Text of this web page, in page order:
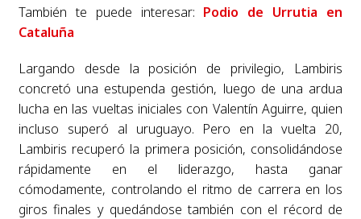
También te puede interesar: Podio de Urrutia en
Cataluña
Largando desde la posición de privilegio, Lambiris
concretó una estupenda gestión, luego de una ardua
lucha en las vueltas iniciales con Valentín Aguirre, quien
incluso superó al uruguayo. Pero en la vuelta 20,
Lambiris recuperó la primera posición, consolidándose
rápidamente en el liderazgo, hasta ganar
cómodamente, controlando el ritmo de carrera en los
giros finales y quedándose también con el récord de